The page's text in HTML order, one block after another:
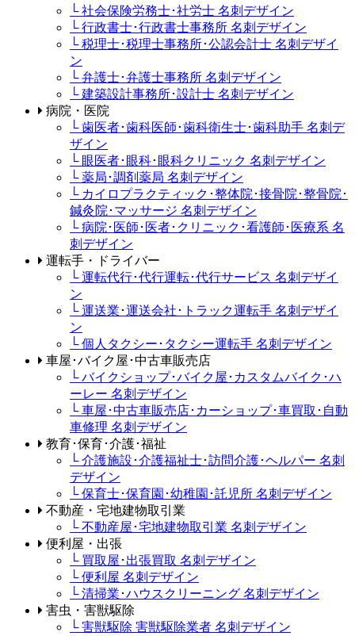
└ 社会保険労務士･社労士 名刺デザイン
└ 行政書士･行政書士事務所 名刺デザイン
└ 税理士･税理士事務所･公認会計士 名刺デザイ
ン
└ 弁護士･弁護士事務所 名刺デザイン
└ 建築設計事務所･設計士 名刺デザイン
病院・医院
└ 歯医者･歯科医師･歯科衛生士･歯科助手 名刺デ
ザイン
└ 眼医者･眼科･眼科クリニック 名刺デザイン
└ 薬局･調剤薬局 名刺デザイン
└ カイロプラクティック･整体院･接骨院･整骨院･
鍼灸院･マッサージ 名刺デザイン
└ 病院･医師･医者･クリニック･看護師･医療系 名
刺デザイン
運転手・ドライバー
└ 運転代行･代行運転･代行サービス 名刺デザイ
ン
└ 運送業･運送会社･トラック運転手 名刺デザイ
ン
└ 個人タクシー･タクシー運転手 名刺デザイン
車屋･バイク屋･中古車販売店
└ バイクショップ･バイク屋･カスタムバイク･ハ
ーレー 名刺デザイン
└ 車屋･中古車販売店･カーショップ･車買取･自動
車修理 名刺デザイン
教育･保育･介護･福祉
└ 介護施設･介護福祉士･訪問介護･ヘルパー 名刺
デザイン
└ 保育士･保育園･幼稚園･託児所 名刺デザイン
不動産・宅地建物取引業
└ 不動産屋･宅地建物取引業 名刺デザイン
便利屋・出張
└ 買取屋･出張買取 名刺デザイン
└ 便利屋 名刺デザイン
└ 清掃業･ハウスクリーニング 名刺デザイン
害虫・害獣駆除
└ 害獣駆除 害獣駆除業者 名刺デザイン